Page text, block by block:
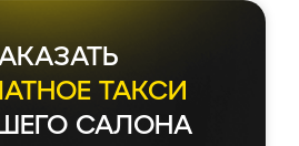
ТАКСИ
САЛОНА